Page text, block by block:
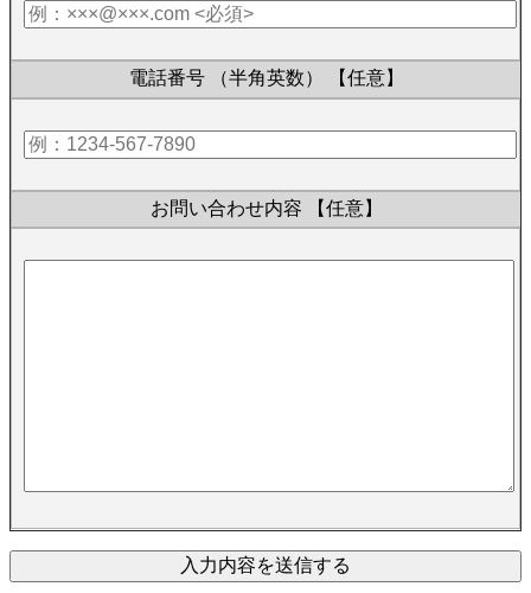
電話番号 （半角英数） 【任意】
お問い合わせ内容 【任意】